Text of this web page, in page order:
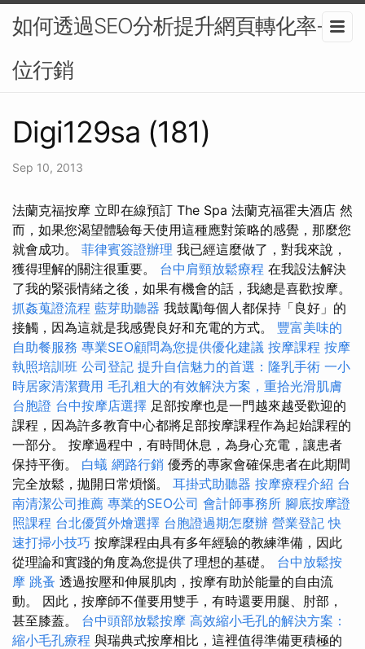
如何透過SEO分析提升網頁轉化率-數
位行銷
Digi129sa (181)
Sep 10, 2013
法蘭克福按摩 立即在線預訂 The Spa 法蘭克福霍夫酒店 然
而，如果您渴望體驗每天使用這種應對策略的感覺，那麼您
就會成功。 菲律賓簽證辦理 我已經這麼做了，對我來說，
獲得理解的關注很重要。 台中肩頸放鬆療程 在我設法解決
了我的緊張情緒之後，如果有機會的話，我總是喜歡按摩。
抓姦蒐證流程 藍芽助聽器 我鼓勵每個人都保持「良好」的
接觸，因為這就是我感覺良好和充電的方式。 豐富美味的
自助餐服務 專業SEO顧問為您提供優化建議 按摩課程 按摩
執照培訓班 公司登記 提升自信魅力的首選：隆乳手術 一小
時居家清潔費用 毛孔粗大的有效解決方案，重拾光滑肌膚
台胞證 台中按摩店選擇 足部按摩也是一門越來越受歡迎的
課程，因為許多教育中心都將足部按摩課程作為起始課程的
一部分。 按摩過程中，有時間休息，為身心充電，讓患者
保持平衡。 白蟻 網路行銷 優秀的專家會確保患者在此期間
完全放鬆，拋開日常煩惱。 耳掛式助聽器 按摩療程介紹 台
南清潔公司推薦 專業的SEO公司 會計師事務所 腳底按摩證
照課程 台北優質外燴選擇 台胞證過期怎麼辦 營業登記 快
速打掃小技巧 按摩課程由具有多年經驗的教練準備，因此
從理論和實踐的角度為您提供了理想的基礎。 台中放鬆按
摩 跳蚤 透過按壓和伸展肌肉，按摩有助於能量的自由流
動。 因此，按摩師不僅要用雙手，有時還要用腿、肘部，
甚至膝蓋。 台中頭部放鬆按摩 高效縮小毛孔的解決方案：
縮小毛孔療程 與瑞典式按摩相比，這裡值得準備更積極的